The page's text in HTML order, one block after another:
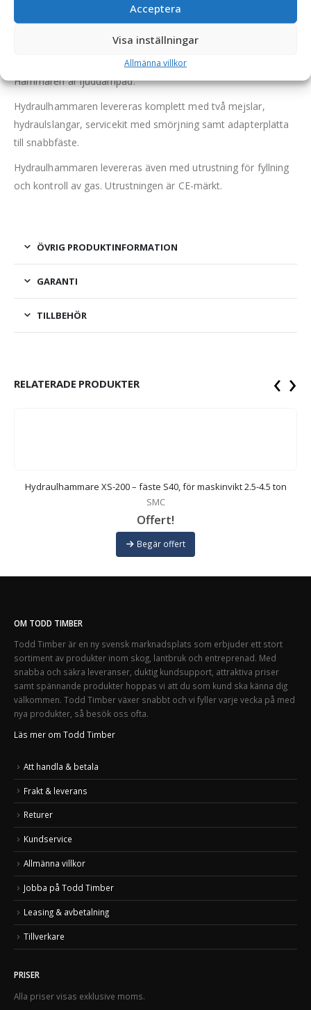
Acceptera
Visa inställningar
Allmänna villkor
maskinvikt 1.5-3.5 ton
SMC hydraulhammare är ett robust och driftsäkert verktyg,
baserad på olja/gas patent med enbart två rörliga delar.
Hammaren är ljuddämpad.
Hydraulhammaren levereras komplett med två mejslar,
hydraulslangar, servicekit med smörjning samt adapterplatta
till snabbfäste.
Hydraulhammaren levereras även med utrustning för fyllning
och kontroll av gas. Utrustningen är CE-märkt.
ÖVRIG PRODUKTINFORMATION
GARANTI
TILLBEHÖR
RELATERADE PRODUKTER
Hydraulhammare XS-200 – fäste S40, för maskinvikt 2.5-4.5 ton
SMC
Offert!
Begär offert
‹ ›
OM TODD TIMBER
Todd Timber är en ny svensk marknadsplats som erbjuder ett stort
sortiment av produkter inom skog, lantbruk och entreprenad. Med
snabba och säkra leveranser, duktig kundsupport, attraktiva priser
samt spännande produkter hoppas vi att du som kund ska känna dig
välkommen. Todd Timber växer snabbt och vi fyller varje vecka på med
nya produkter, så besök oss ofta.
Läs mer om Todd Timber
Att handla & betala
Frakt & leverans
Returer
Kundservice
Allmänna villkor
Jobba på Todd Timber
Leasing & avbetalning
Tillverkare
PRISER
Alla priser visas exklusive moms.